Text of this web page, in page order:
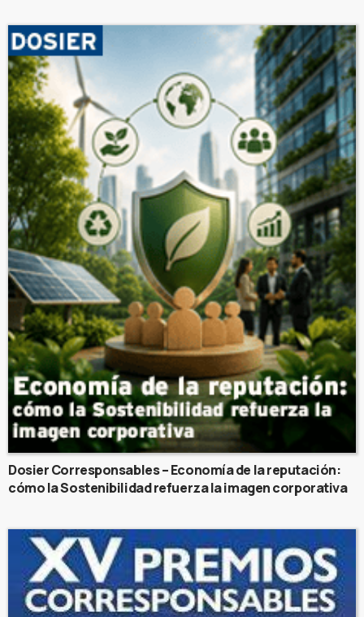
Dosier Corresponsables – Economía de la reputación:
cómo la Sostenibilidad refuerza la imagen corporativa